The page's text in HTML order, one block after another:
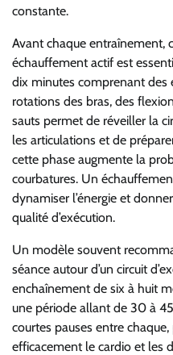
constante.
Avant chaque entraînement,
échauffement actif est
dix minutes comprenant des
rotations des bras, des
sauts permet de réveiller la
les articulations et de
cette phase augmente la
courbatures. Un
dynamiser l’énergie et
qualité d’exécution.
Un modèle souvent
séance autour d’un circuit
enchaînement de six à huit
une période allant de 30 à
courtes pauses entre
efficacement le cardio et les